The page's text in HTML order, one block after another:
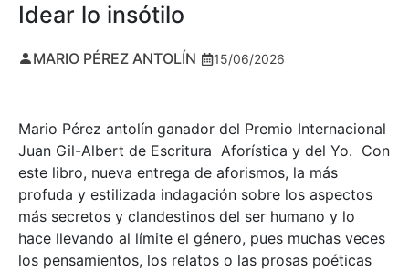
Idear lo insótilo
MARIO PÉREZ ANTOLÍN 15/06/2026
Mario Pérez antolín ganador del Premio Internacional
Juan Gil-Albert de Escritura Aforística y del Yo. Con
este libro, nueva entrega de aforismos, la más
profuda y estilizada indagación sobre los aspectos
más secretos y clandestinos del ser humano y lo
hace llevando al límite el género, pues muchas veces
los pensamientos, los relatos o las prosas poéticas